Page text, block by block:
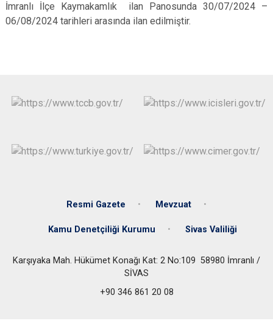
İmranlı İlçe Kaymakamlık ilan Panosunda 30/07/2024 –
06/08/2024 tarihleri arasında ilan edilmiştir.
Resmi Gazete Mevzuat
Kamu Denetçiliği Kurumu Sivas Valiliği
Karşıyaka Mah. Hükümet Konağı Kat: 2 No:109 58980 İmranlı /
SİVAS
+90 346 861 20 08